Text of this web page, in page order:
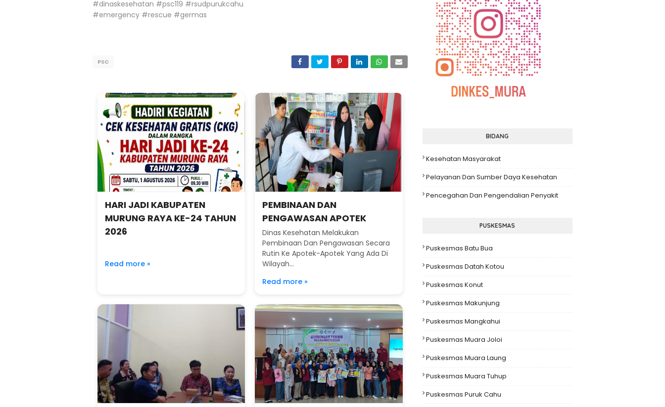
#dinaskesehatan #psc119 #rsudpurukcahu
#emergency #rescue #germas
PSC
HARI JADI KABUPATEN
MURUNG RAYA KE-24 TAHUN
2026
Read more »
PEMBINAAN DAN
PENGAWASAN APOTEK
Dinas Kesehatan Melakukan
Pembinaan Dan Pengawasan Secara
Rutin Ke Apotek-Apotek Yang Ada Di
Wilayah...
Read more »
BIDANG
Kesehatan Masyarakat
Pelayanan Dan Sumber Daya Kesehatan
Pencegahan Dan Pengendalian Penyakit
PUSKESMAS
Puskesmas Batu Bua
Puskesmas Datah Kotou
Puskesmas Konut
Puskesmas Makunjung
Puskesmas Mangkahui
Puskesmas Muara Joloi
Puskesmas Muara Laung
Puskesmas Muara Tuhup
Puskesmas Puruk Cahu